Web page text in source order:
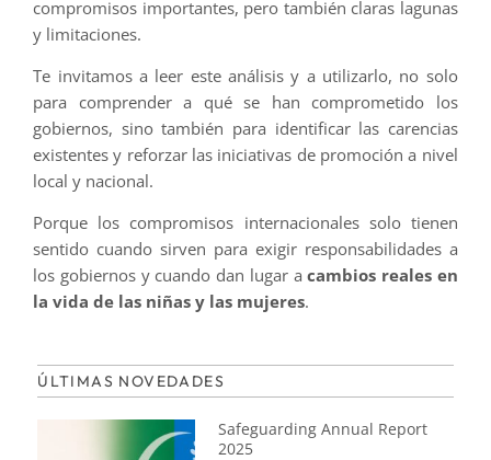
compromisos importantes, pero también claras lagunas
y limitaciones.
Te invitamos a leer este análisis y a utilizarlo, no solo
para comprender a qué se han comprometido los
gobiernos, sino también para identificar las carencias
existentes y reforzar las iniciativas de promoción a nivel
local y nacional.
Porque los compromisos internacionales solo tienen
sentido cuando sirven para exigir responsabilidades a
los gobiernos y cuando dan lugar acambios reales en
la vida de las niñas y las mujeres.
ÚLTIMAS NOVEDADES
Safeguarding Annual Report
2025